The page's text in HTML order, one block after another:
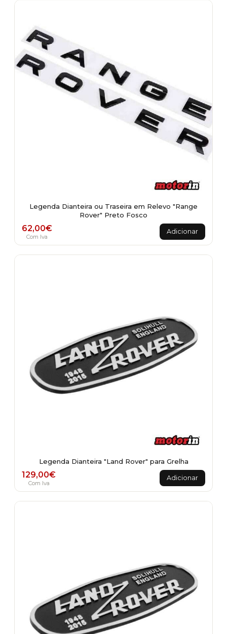
Legenda Dianteira ou Traseira em Relevo "Range
Rover" Preto Fosco
62,00€
Com Iva
Adicionar
Legenda Dianteira "Land Rover" para Grelha
129,00€
Com Iva
Adicionar